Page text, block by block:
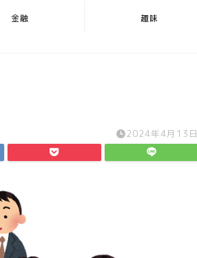
金融 趣味
2024年4月13日